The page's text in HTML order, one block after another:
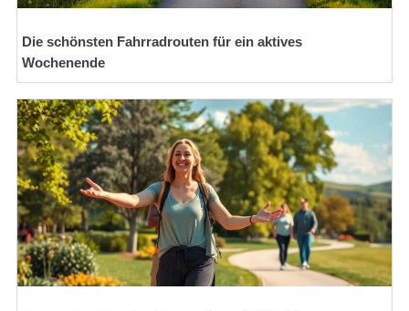
Die schönsten Fahrradrouten für ein aktives
Wochenende